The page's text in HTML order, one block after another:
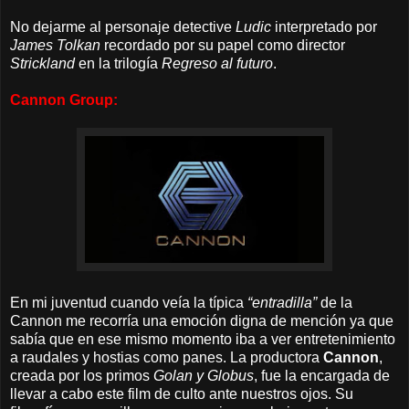
No dejarme al personaje detective Ludic interpretado por
James Tolkan recordado por su papel como director
Stricklanden la trilogía Regreso al futuro.
Cannon Group:
En mi juventud cuando veía la típica “entradilla”de la
Cannon me recorría una emoción digna de mención ya que
sabía que en ese mismo momento iba a ver entretenimiento
a raudales y hostias como panes. La productora Cannon,
creada por los primos Golan y Globus, fue la encargada de
llevar a cabo este film de culto ante nuestros ojos. Su